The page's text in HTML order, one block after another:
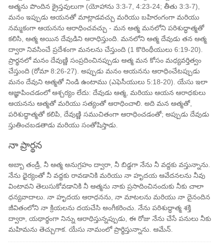
ఆత్మను పొందిన క్రైస్తవులుగా (యోహాను 3:3-7, 4:23-24; తీతు 3:3-7),
మనం ఇప్పుడు ఆయనతో మాట్లాడవచ్చు మరియు బహిరంగంగా మరియు
నమ్మకంగా ఆయనను ఆరాధించవచ్చు - మన ఆత్మ మనలోని పరిశుద్ధాత్మతో
కలిసి, ఆత్మ అయిన దేవుడిని ఆరాధిస్తుంది. మనలోని ఆత్మ దేవుడు తన ఆత్మ
ద్వారా నివసించే ప్రదేశంగా మనలను చేస్తుంది (1 కొరింథీయులు 6:19-20).
ప్రార్థనలో మనం దేవుణ్ణి సంప్రదించినప్పుడు ఆత్మ మన కోసం మధ్యవర్తిత్వం
చేస్తుంది (రోమా 8:26-27). అప్పుడు మనం ఆయనను ఆరాధించేటప్పుడు
మనం దేవుని ఆత్మతో నిండి ఉంటాము (ఎఫెసీయులు 5:18-20). యేసు ఇలా
ఆజ్ఞాపించడంలో ఆశ్చర్యం లేదు: దేవుడు ఆత్మ, మరియు ఆయన ఆరాధకులు
ఆయనను ఆత్మతో మరియు సత్యంతో ఆరాధించాలి. అది మన ఆత్మతో,
పరిశుద్ధాత్మతో కలిపి, దేవుణ్ణి సముచితంగా ఆరాధించడంతో; అప్పుడు దేవుడు
స్తుతించబడతాడు మరియు సంతోషిస్తాడు.
నా ప్రార్థన
అబ్బా తండ్రీ, నీ ఆత్మ అనుగ్రహం ద్వారా, నీ బిడ్డగా నేను నీ వద్దకు వస్తున్నాను.
నేను ధైర్యంతో నీ వద్దకు రావడానికి మరియు నా హృదయ ఆవేదనలను నీవు
వింటావని తెలుసుకోవడానికి నీ ఆత్మను నాకు ప్రసాదించినందుకు నీకు చాలా
ధన్యవాదాలు. నా హృదయ ఆరాధనను, నా మాటలను మరియు నా దైనందిన
జీవితంలోని నా క్రియలను దయచేసి అంగీకరించు. నేను పరిశుద్ధాత్మ శక్తి
ద్వారా, యథార్థంగా నిన్ను ఆరాధిస్తున్నప్పుడు, ఈ రోజు నేను చేసే పనులు నీకు
మహిమను తెచ్చుగాక. యేసు నామంలో ప్రార్థిస్తున్నాను. ఆమేన్.